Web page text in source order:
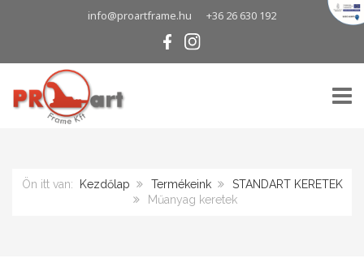
info@proartframe.hu +36 26 630 192
Ön itt van: Kezdőlap Termékeink
STANDART KERETEK
Műanyag keretek